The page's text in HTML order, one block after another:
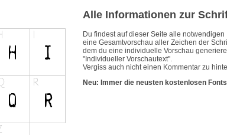
Alle Informationen zur
Du findest auf dieser Seite alle
eine Gesamtvorschau aller Zeichen der
dem du eine individuelle Vorschau
"Individueller Vorschautext".
Vergiss auch nicht einen Kommentar zu
Neu: Immer die neusten kostenlosen